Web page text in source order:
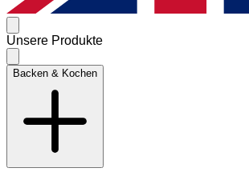
Unsere Produkte
Backen & Kochen